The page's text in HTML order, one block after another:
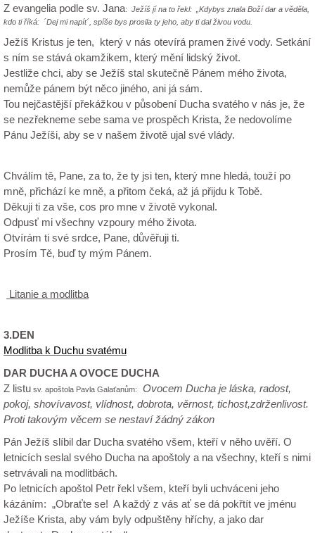
Z evangelia podle sv. Jana: Ježíš jí na to řekl: „Kdybys znala Boží dar a věděla,
kdo ti říká: ´Dej mi napít´, spíše bys prosila ty jeho, aby ti dal živou vodu.
Ježíš Kristus je ten, který v nás otevírá pramen živé vody. Setkání
s ním se stává okamžikem, který mění lidský život.
Jestliže chci, aby se Ježíš stal skutečně Pánem mého života,
nemůže pánem být něco jiného, ani já sám.
Tou nejčastější překážkou v působení Ducha svatého v nás je, že
se nezřekneme sebe sama ve prospěch Krista, že nedovolíme
Pánu Ježíši, aby se v našem životě ujal své vlády.
Chválím tě, Pane, za to, že ty jsi ten, který mne hledá, touží po
mně, přichází ke mně, a přitom čeká, až já přijdu k Tobě.
Děkuji ti za vše, cos pro mne v životě vykonal.
Odpusť mi všechny vzpoury mého života.
Otvírám ti své srdce, Pane, důvěřuji ti.
Prosím Tě, buď ty mým Pánem.
Litanie a modlitba
3.DEN
Modlitba k Duchu svatému
DAR DUCHA A OVOCE DUCHA
Z listu sv. apoštola Pavla Galaťanům:
Ovocem Ducha je láska, radost,
pokoj, shovívavost, vlídnost, dobrota, věrnost, tichost,zdrženlivost.
Proti takovým věcem se nestaví žádný zákon
Pán Ježíš slíbil dar Ducha svatého všem, kteří v něho uvěří. O
letnicích seslal svého Ducha na apoštoly a na všechny, kteří s nimi
setrvávali na modlitbách.
Po letnicích apoštol Petr řekl všem, kteří byli uchváceni jeho
kázáním: „Obraťte se! A každý z vás ať se dá pokřtít ve jménu
Ježíše Krista, aby vám byly odpuštěny hříchy, a jako dar